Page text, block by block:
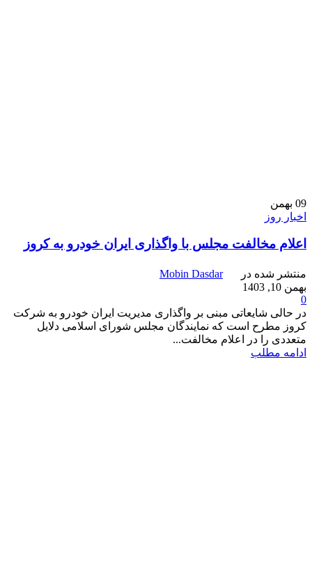
09 بهمن
اخبار روز
اعلام مخالفت مجلس با واگذاری ایران خودرو به کروز
منتشر شده در
Mobin Dasdar
بهمن 10, 1403
0
در حالی شایعاتی مبنی بر واگذاری مدیریت ایران خودرو به شرکت
کروز مطرح است که نمایندگان مجلس شورای اسلامی دلایل
متعددی را در اعلام مخالفت...
ادامه مطلب